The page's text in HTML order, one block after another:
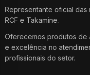
Representante oficial das
RCF e Takamine.
Oferecemos produtos de
e excelência no
profissionais do setor.